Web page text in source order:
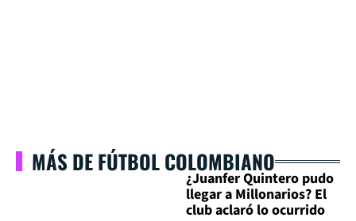
MÁS DE FÚTBOL COLOMBIANO
¿Juanfer Quintero pudo
llegar a Millonarios? El
club aclaró lo ocurrido